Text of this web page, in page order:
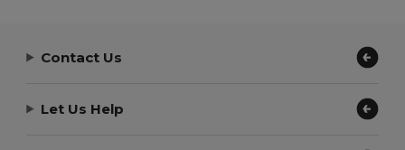
Contact Us
Let Us Help